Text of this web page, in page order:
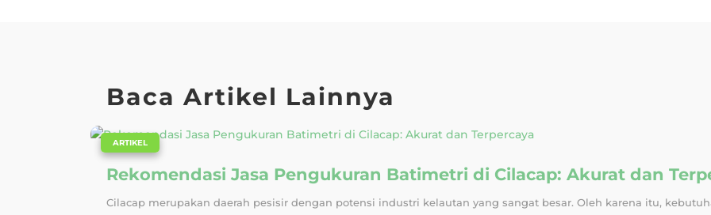
Baca Artikel Lainnya
Rekomendasi Jasa Pengukuran Batimetri di Cilacap: Akurat dan
ARTIKEL
Cilacap merupakan daerah pesisir dengan potensi industri kelautan yang sangat besar. Oleh karena itu,